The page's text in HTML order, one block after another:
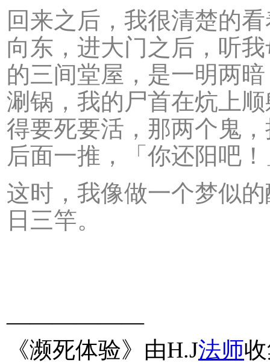
回来之后，我很清楚的
向东，进大门之后，听
的三间堂屋，是一明两
涮锅，我的尸首在炕上
得要死要活，那两个鬼
后面一推，「你还阳吧
这时，我像做一个梦似
日三竿。
——————
《濒死体验》由H.J法师